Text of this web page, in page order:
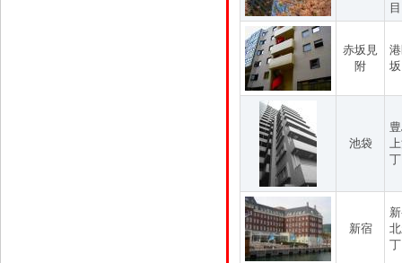
目
赤坂見
附
池袋
新宿